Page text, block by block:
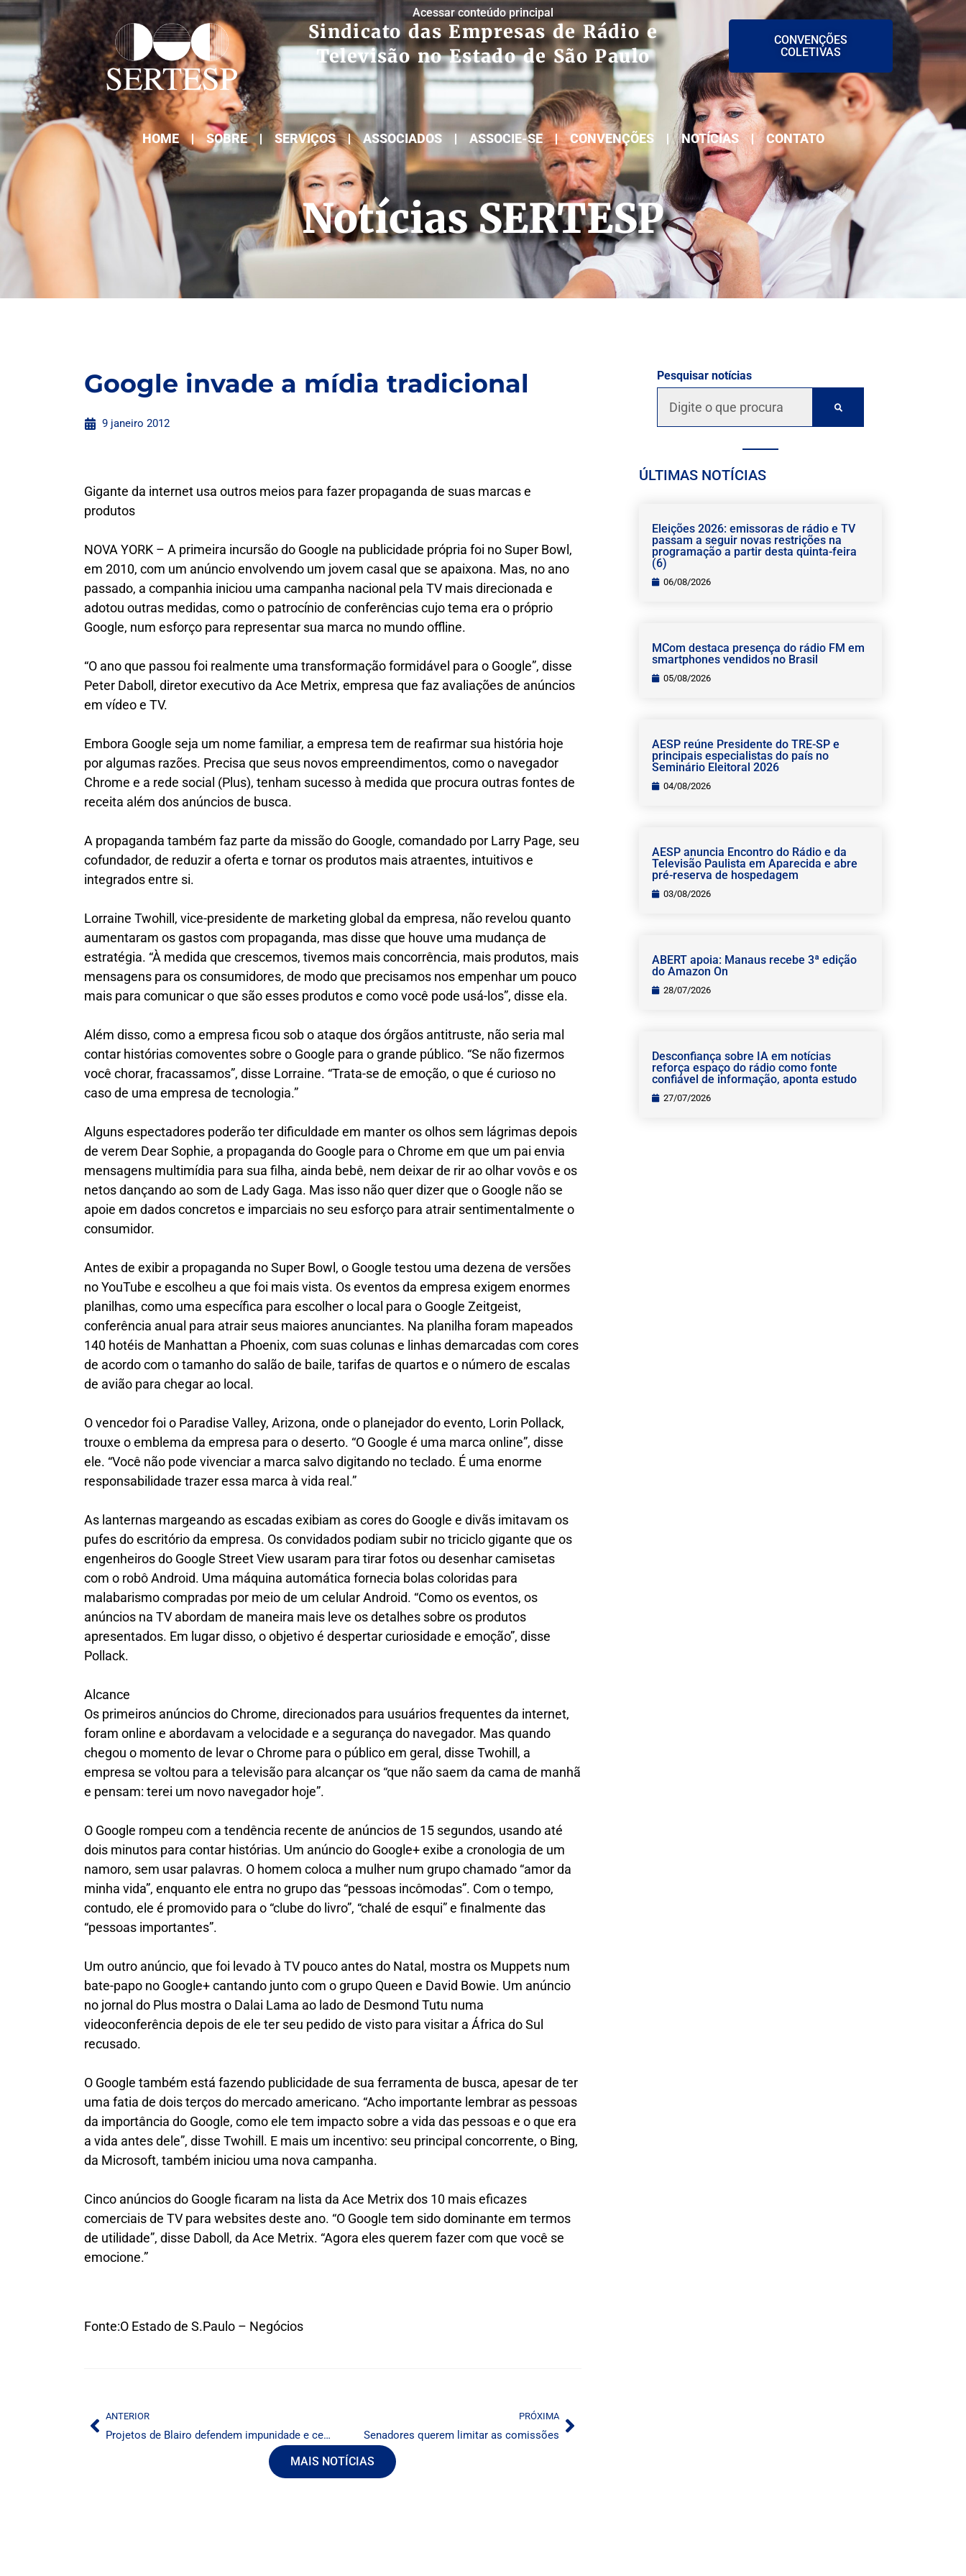
Acessar conteúdo principal
Sindicato das Empresas de Rádio e
Televisão no Estado de São Paulo
CONVENÇÕES
COLETIVAS
HOME SOBRE SERVIÇOS ASSOCIADOS ASSOCIE-SE CONVENÇÕES NOTÍCIAS CONTATO
Notícias SERTESP
Google invade a mídia tradicional
9 janeiro 2012
Gigante da internet usa outros meios para fazer propaganda de suas marcas e
produtos
NOVA YORK – A primeira incursão do Google na publicidade própria foi no Super Bowl,
em 2010, com um anúncio envolvendo um jovem casal que se apaixona. Mas, no ano
passado, a companhia iniciou uma campanha nacional pela TV mais direcionada e
adotou outras medidas, como o patrocínio de conferências cujo tema era o próprio
Google, num esforço para representar sua marca no mundo offline.
“O ano que passou foi realmente uma transformação formidável para o Google”, disse
Peter Daboll, diretor executivo da Ace Metrix, empresa que faz avaliações de anúncios
em vídeo e TV.
Embora Google seja um nome familiar, a empresa tem de reafirmar sua história hoje
por algumas razões. Precisa que seus novos empreendimentos, como o navegador
Chrome e a rede social (Plus), tenham sucesso à medida que procura outras fontes de
receita além dos anúncios de busca.
A propaganda também faz parte da missão do Google, comandado por Larry Page, seu
cofundador, de reduzir a oferta e tornar os produtos mais atraentes, intuitivos e
integrados entre si.
Lorraine Twohill, vice-presidente de marketing global da empresa, não revelou quanto
aumentaram os gastos com propaganda, mas disse que houve uma mudança de
estratégia. “À medida que crescemos, tivemos mais concorrência, mais produtos, mais
mensagens para os consumidores, de modo que precisamos nos empenhar um pouco
mais para comunicar o que são esses produtos e como você pode usá-los”, disse ela.
Além disso, como a empresa ficou sob o ataque dos órgãos antitruste, não seria mal
contar histórias comoventes sobre o Google para o grande público. “Se não fizermos
você chorar, fracassamos”, disse Lorraine. “Trata-se de emoção, o que é curioso no
caso de uma empresa de tecnologia.”
Alguns espectadores poderão ter dificuldade em manter os olhos sem lágrimas depois
de verem Dear Sophie, a propaganda do Google para o Chrome em que um pai envia
mensagens multimídia para sua filha, ainda bebê, nem deixar de rir ao olhar vovôs e os
netos dançando ao som de Lady Gaga. Mas isso não quer dizer que o Google não se
apoie em dados concretos e imparciais no seu esforço para atrair sentimentalmente o
consumidor.
Antes de exibir a propaganda no Super Bowl, o Google testou uma dezena de versões
no YouTube e escolheu a que foi mais vista. Os eventos da empresa exigem enormes
planilhas, como uma específica para escolher o local para o Google Zeitgeist,
conferência anual para atrair seus maiores anunciantes. Na planilha foram mapeados
140 hotéis de Manhattan a Phoenix, com suas colunas e linhas demarcadas com cores
de acordo com o tamanho do salão de baile, tarifas de quartos e o número de escalas
de avião para chegar ao local.
O vencedor foi o Paradise Valley, Arizona, onde o planejador do evento, Lorin Pollack,
trouxe o emblema da empresa para o deserto. “O Google é uma marca online”, disse
ele. “Você não pode vivenciar a marca salvo digitando no teclado. É uma enorme
responsabilidade trazer essa marca à vida real.”
As lanternas margeando as escadas exibiam as cores do Google e divãs imitavam os
pufes do escritório da empresa. Os convidados podiam subir no triciclo gigante que os
engenheiros do Google Street View usaram para tirar fotos ou desenhar camisetas
com o robô Android. Uma máquina automática fornecia bolas coloridas para
malabarismo compradas por meio de um celular Android. “Como os eventos, os
anúncios na TV abordam de maneira mais leve os detalhes sobre os produtos
apresentados. Em lugar disso, o objetivo é despertar curiosidade e emoção”, disse
Pollack.
Alcance
Os primeiros anúncios do Chrome, direcionados para usuários frequentes da internet,
foram online e abordavam a velocidade e a segurança do navegador. Mas quando
chegou o momento de levar o Chrome para o público em geral, disse Twohill, a
empresa se voltou para a televisão para alcançar os “que não saem da cama de manhã
e pensam: terei um novo navegador hoje”.
O Google rompeu com a tendência recente de anúncios de 15 segundos, usando até
dois minutos para contar histórias. Um anúncio do Google+ exibe a cronologia de um
namoro, sem usar palavras. O homem coloca a mulher num grupo chamado “amor da
minha vida”, enquanto ele entra no grupo das “pessoas incômodas”. Com o tempo,
contudo, ele é promovido para o “clube do livro”, “chalé de esqui” e finalmente das
“pessoas importantes”.
Um outro anúncio, que foi levado à TV pouco antes do Natal, mostra os Muppets num
bate-papo no Google+ cantando junto com o grupo Queen e David Bowie. Um anúncio
no jornal do Plus mostra o Dalai Lama ao lado de Desmond Tutu numa
videoconferência depois de ele ter seu pedido de visto para visitar a África do Sul
recusado.
O Google também está fazendo publicidade de sua ferramenta de busca, apesar de ter
uma fatia de dois terços do mercado americano. “Acho importante lembrar as pessoas
da importância do Google, como ele tem impacto sobre a vida das pessoas e o que era
a vida antes dele”, disse Twohill. E mais um incentivo: seu principal concorrente, o Bing,
da Microsoft, também iniciou uma nova campanha.
Cinco anúncios do Google ficaram na lista da Ace Metrix dos 10 mais eficazes
comerciais de TV para websites deste ano. “O Google tem sido dominante em termos
de utilidade”, disse Daboll, da Ace Metrix. “Agora eles querem fazer com que você se
emocione.”
Fonte:O Estado de S.Paulo – Negócios
ANTERIOR
Projetos de Blairo defendem impunidade e censura
PRÓXIMA
Senadores querem limitar as comissões
MAIS NOTÍCIAS
Pesquisar notícias
ÚLTIMAS NOTÍCIAS
Eleições 2026: emissoras de rádio e TV
passam a seguir novas restrições na
programação a partir desta quinta-feira
(6)
06/08/2026
MCom destaca presença do rádio FM em
smartphones vendidos no Brasil
05/08/2026
AESP reúne Presidente do TRE-SP e
principais especialistas do país no
Seminário Eleitoral 2026
04/08/2026
AESP anuncia Encontro do Rádio e da
Televisão Paulista em Aparecida e abre
pré-reserva de hospedagem
03/08/2026
ABERT apoia: Manaus recebe 3ª edição
do Amazon On
28/07/2026
Desconfiança sobre IA em notícias
reforça espaço do rádio como fonte
confiável de informação, aponta estudo
27/07/2026